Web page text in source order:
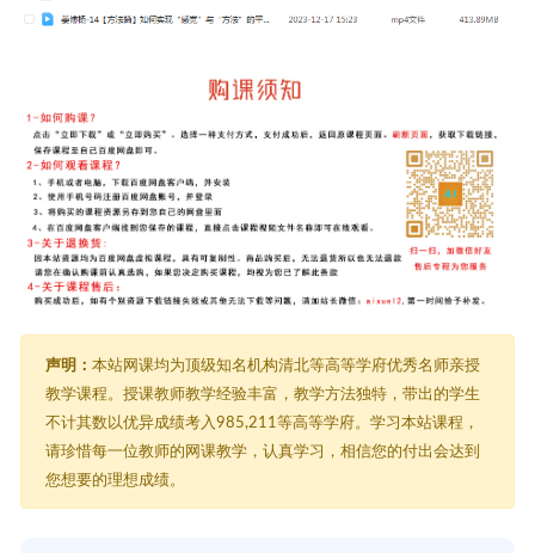
声明： 本站网课均为顶级知名机构清北等高等学府优秀名师亲授
教学课程。授课教师教学经验丰富，教学方法独特，带出的学生
不计其数以优异成绩考入985,211等高等学府。学习本站课程，
请珍惜每一位教师的网课教学，认真学习，相信您的付出会达到
您想要的理想成绩。